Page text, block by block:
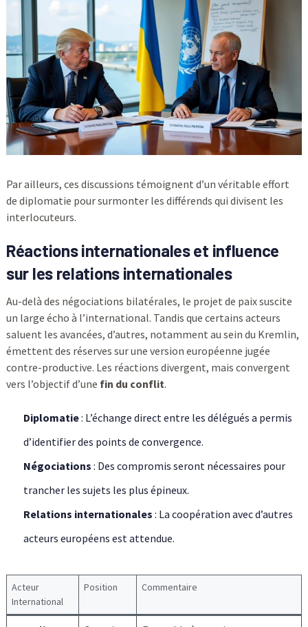
Par ailleurs, ces discussions témoignent d’un véritable effort
de diplomatie pour surmonter les différends qui divisent les
interlocuteurs.
Réactions internationales et influence
sur les relations internationales
Au-delà des négociations bilatérales, le projet de paix suscite
un large écho à l’international. Tandis que certains acteurs
saluent les avancées, d’autres, notamment au sein du Kremlin,
émettent des réserves sur une version européenne jugée
contre-productive. Les réactions divergent, mais convergent
vers l’objectif d’une fin du conflit.
Diplomatie: L’échange direct entre les délégués a permis
d’identifier des points de convergence.
Négociations : Des compromis seront nécessaires pour
trancher les sujets les plus épineux.
Relations internationales : La coopération avec d’autres
acteurs européens est attendue.
Acteur
International
Position Commentaire